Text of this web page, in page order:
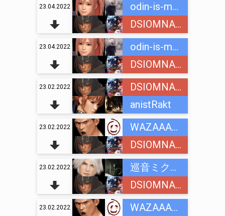
23.04.2022
odin-is-mnogih
DSIOMNAINC
23.04.2022
odin-is-mnogih
DSIOMNAINC
23.02.2022
DSIOMNAINC
anistRakt
23.02.2022
WAZAAAAA
DSIOMNAINC
23.02.2022
巡音ミクオ (Megurine Mikuo)
DSIOMNAINC
23.02.2022
WAZAAAAA